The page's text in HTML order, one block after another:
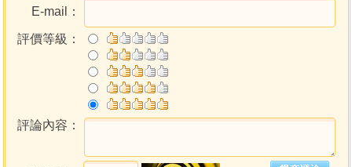
斷財丁貴秀以太歲重加取驗
斷向不當旺客星加臨之咎
斷陰宅發跡生肖
零神方位源出先天卦序
城門
E-mail：
評價等級：
評論內容：